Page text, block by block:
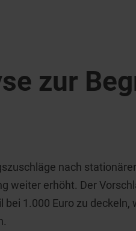
zur
nach
weiter erhöht. Der
1.000 Euro zu deckeln,